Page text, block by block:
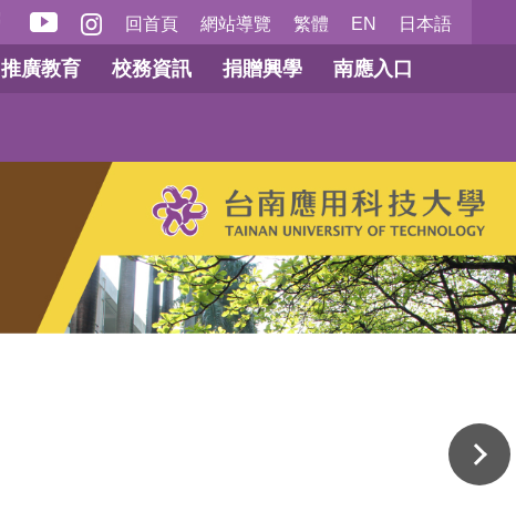
回首頁 網站導覽 繁體 EN 日本語
推廣教育 校務資訊 捐贈興學 南應入口